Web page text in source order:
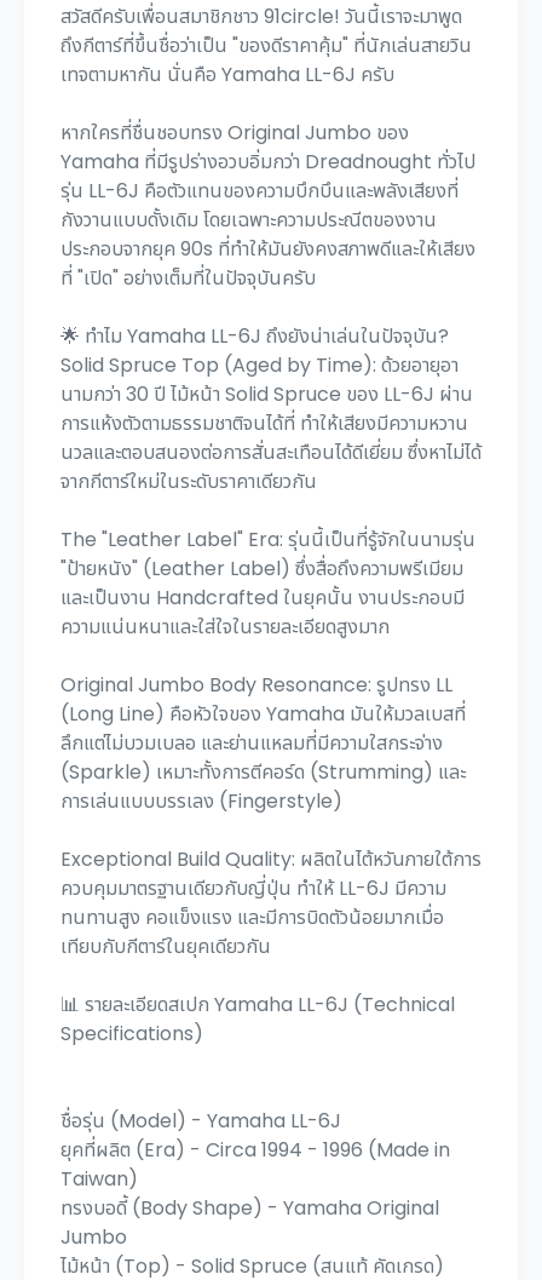
สวัสดีครับเพื่อนสมาชิกชาว 91circle! วันนี้เราจะมาพูด
ถึงกีตาร์ที่ขึ้นชื่อว่าเป็น "ของดีราคาคุ้ม" ที่นักเล่นสายวิน
เทจตามหากัน นั่นคือ Yamaha LL-6J ครับ
หากใครที่ชื่นชอบทรง Original Jumbo ของ
Yamaha ที่มีรูปร่างอวบอิ่มกว่า Dreadnought ทั่วไป
รุ่น LL-6J คือตัวแทนของความบึกบึนและพลังเสียงที่
กังวานแบบดั้งเดิม โดยเฉพาะความประณีตของงาน
ประกอบจากยุค 90s ที่ทำให้มันยังคงสภาพดีและให้เสียง
ที่ "เปิด" อย่างเต็มที่ในปัจจุบันครับ
🌟 ทำไม Yamaha LL-6J ถึงยังน่าเล่นในปัจจุบัน?
Solid Spruce Top (Aged by Time): ด้วยอายุอา
นามกว่า 30 ปี ไม้หน้า Solid Spruce ของ LL-6J ผ่าน
การแห้งตัวตามธรรมชาติจนได้ที่ ทำให้เสียงมีความหวาน
นวลและตอบสนองต่อการสั่นสะเทือนได้ดีเยี่ยม ซึ่งหาไม่ได้
จากกีตาร์ใหม่ในระดับราคาเดียวกัน
The "Leather Label" Era: รุ่นนี้เป็นที่รู้จักในนามรุ่น
"ป้ายหนัง" (Leather Label) ซึ่งสื่อถึงความพรีเมียม
และเป็นงาน Handcrafted ในยุคนั้น งานประกอบมี
ความแน่นหนาและใส่ใจในรายละเอียดสูงมาก
Original Jumbo Body Resonance: รูปทรง LL
(Long Line) คือหัวใจของ Yamaha มันให้มวลเบสที่
ลึกแต่ไม่บวมเบลอ และย่านแหลมที่มีความใสกระจ่าง
(Sparkle) เหมาะทั้งการตีคอร์ด (Strumming) และ
การเล่นแบบบรรเลง (Fingerstyle)
Exceptional Build Quality: ผลิตในไต้หวันภายใต้การ
ควบคุมมาตรฐานเดียวกับญี่ปุ่น ทำให้ LL-6J มีความ
ทนทานสูง คอแข็งแรง และมีการบิดตัวน้อยมากเมื่อ
เทียบกับกีตาร์ในยุคเดียวกัน
📊 รายละเอียดสเปก Yamaha LL-6J (Technical
Specifications)
ชื่อรุ่น (Model) - Yamaha LL-6J
ยุคที่ผลิต (Era) - Circa 1994 - 1996 (Made in
Taiwan)
ทรงบอดี้ (Body Shape) - Yamaha Original
Jumbo
ไม้หน้า (Top) - Solid Spruce (สนแท้ คัดเกรด)